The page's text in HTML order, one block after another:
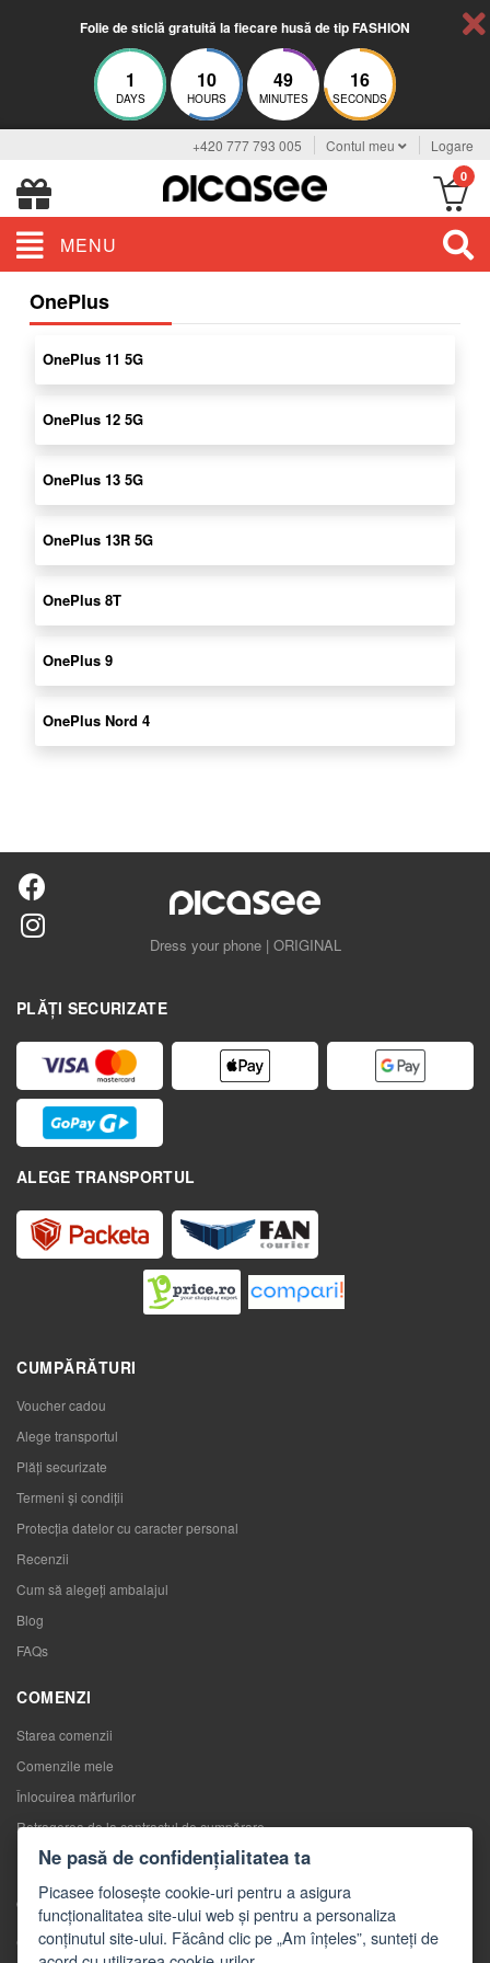
Folie de sticlă gratuită la fiecare husă de tip FASHION
1
DAYS
10
HOURS
49
MINUTES
16
SECONDS
+420 777 793 005 Contul meu Logare
0
MENU
OnePlus
OnePlus 11 5G
OnePlus 12 5G
OnePlus 13 5G
OnePlus 13R 5G
OnePlus 8T
OnePlus 9
OnePlus Nord 4
Dress your phone | ORIGINAL
PLĂȚI SECURIZATE
ALEGE TRANSPORTUL
CUMPĂRĂTURI
Voucher cadou
Alege transportul
Plăți securizate
Termeni și condiții
Protecția datelor cu caracter personal
Recenzii
Cum să alegeţi ambalajul
Blog
FAQs
COMENZI
Starea comenzii
Comenzile mele
Înlocuirea mărfurilor
Retragerea de la contractul de cumpărare
Reclamaţii
CONTACTE
Contacte
Ne pasă de confidențialitatea ta
Picasee folosește cookie-uri pentru a asigura
funcționalitatea site-ului web și pentru a personaliza
conținutul site-ului. Făcând clic pe „Am înțeles”, sunteți de